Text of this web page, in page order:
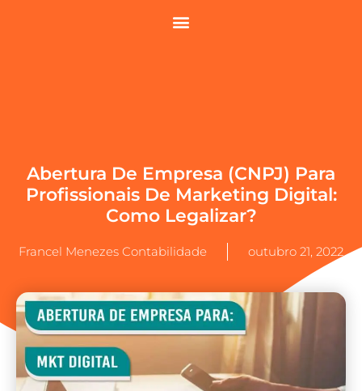
Abertura De Empresa (CNPJ) Para
Profissionais De Marketing Digital:
Como Legalizar?
Francel Menezes Contabilidade outubro 21, 2022